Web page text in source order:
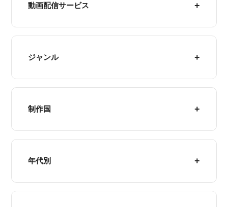
動画配信サービス
ジャンル
制作国
年代別